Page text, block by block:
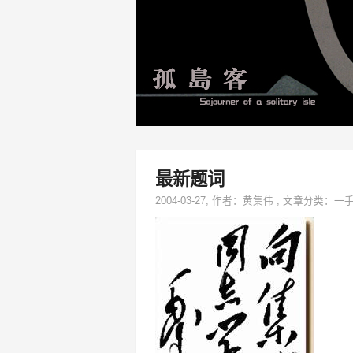
最新题词
2004-03-27, 作者： 黄集伟 , 文章分类： 一